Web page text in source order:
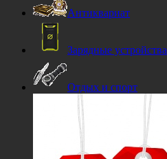
Антиквариат
Зарядные устройства
Отдых и спорт